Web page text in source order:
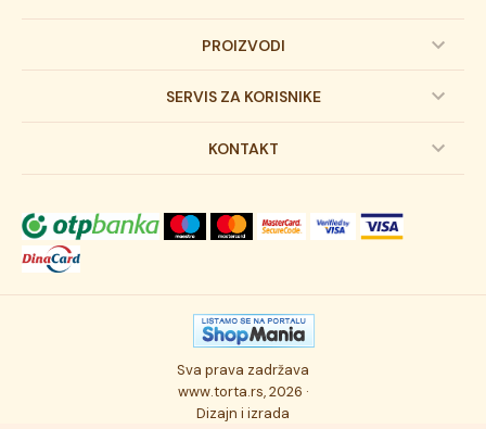
PROIZVODI
Dečije torte
Svadbene torte
Torta klasici
Osmisli tortu
Ukusi torti
SERVIS ZA KORISNIKE
Prijava na newsletter
Dostava robe
Autorska prava
Politika privatnosti
Najčešće postavljana pitanja
KONTAKT
Novosti
Posao
Kontakt
Sva prava zadržava
www.torta.rs, 2026 ·
Dizajn i izrada